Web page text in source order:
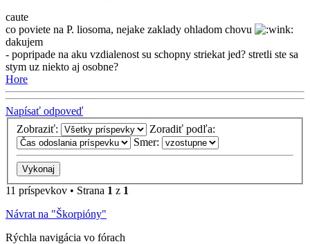
caute
co poviete na P. liosoma, nejake zaklady ohladom chovu
dakujem
- popripade na aku vzdialenost su schopny striekat jed? stretli ste sa
stym uz niekto aj osobne?
Hore
Napísať odpoveď
Zobraziť:
Zoradiť podľa:
Smer:
11 príspevkov • Strana 1 z 1
Návrat na "Škorpióny"
Rýchla navigácia vo fórach